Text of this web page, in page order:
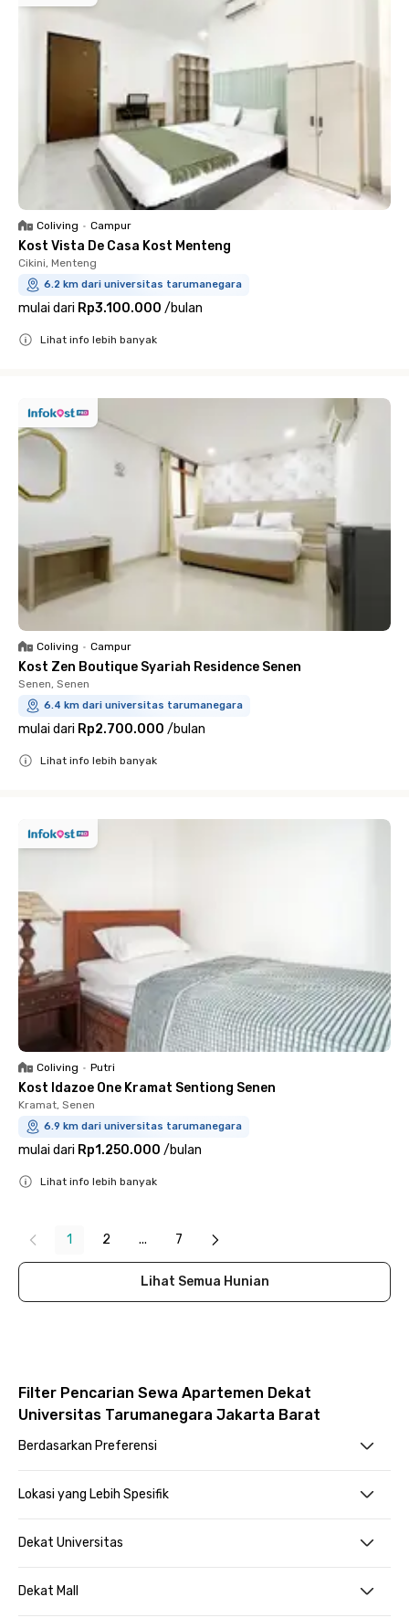
Coliving • Campur
Kost Vista De Casa Kost Menteng
Cikini, Menteng
6.2 km dari universitas tarumanegara
mulai dari Rp3.100.000 /bulan
Lihat info lebih banyak
Coliving • Campur
Kost Zen Boutique Syariah Residence Senen
Senen, Senen
6.4 km dari universitas tarumanegara
mulai dari Rp2.700.000 /bulan
Lihat info lebih banyak
Coliving • Putri
Kost Idazoe One Kramat Sentiong Senen
Kramat, Senen
6.9 km dari universitas tarumanegara
mulai dari Rp1.250.000 /bulan
Lihat info lebih banyak
1 2 ... 7
Lihat Semua Hunian
Filter Pencarian Sewa Apartemen Dekat
Universitas Tarumanegara Jakarta Barat
Berdasarkan Preferensi
Lokasi yang Lebih Spesifik
Dekat Universitas
Dekat Mall